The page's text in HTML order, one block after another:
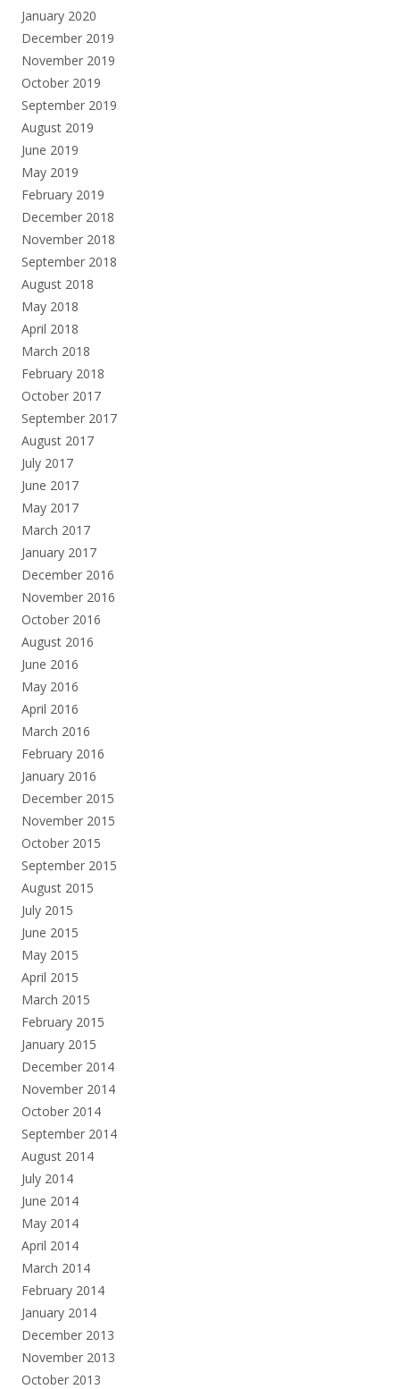
January 2020
December 2019
November 2019
October 2019
September 2019
August 2019
June 2019
May 2019
February 2019
December 2018
November 2018
September 2018
August 2018
May 2018
April 2018
March 2018
February 2018
October 2017
September 2017
August 2017
July 2017
June 2017
May 2017
March 2017
January 2017
December 2016
November 2016
October 2016
August 2016
June 2016
May 2016
April 2016
March 2016
February 2016
January 2016
December 2015
November 2015
October 2015
September 2015
August 2015
July 2015
June 2015
May 2015
April 2015
March 2015
February 2015
January 2015
December 2014
November 2014
October 2014
September 2014
August 2014
July 2014
June 2014
May 2014
April 2014
March 2014
February 2014
January 2014
December 2013
November 2013
October 2013